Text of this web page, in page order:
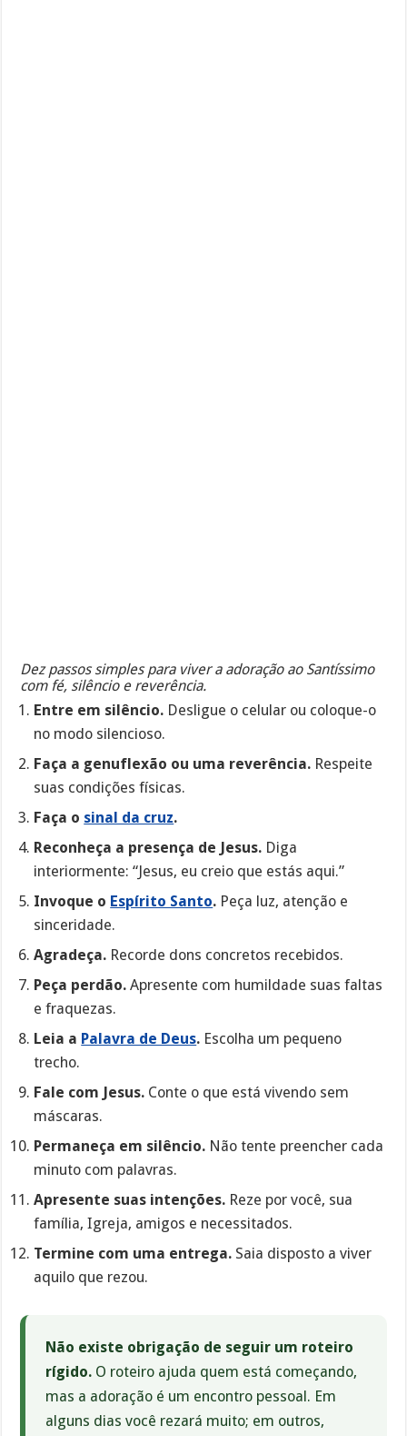
Dez passos simples para viver a adoração ao Santíssimo
com fé, silêncio e reverência.
Entre em silêncio. Desligue o celular ou coloque-o
no modo silencioso.
Faça a genuflexão ou uma reverência. Respeite
suas condições físicas.
Faça o sinal da cruz.
Reconheça a presença de Jesus. Diga
interiormente: “Jesus, eu creio que estás aqui.”
Invoque o Espírito Santo. Peça luz, atenção e
sinceridade.
Agradeça. Recorde dons concretos recebidos.
Peça perdão. Apresente com humildade suas faltas
e fraquezas.
Leia a Palavra de Deus. Escolha um pequeno
trecho.
Fale com Jesus. Conte o que está vivendo sem
máscaras.
Permaneça em silêncio. Não tente preencher cada
minuto com palavras.
Apresente suas intenções. Reze por você, sua
família, Igreja, amigos e necessitados.
Termine com uma entrega. Saia disposto a viver
aquilo que rezou.
Não existe obrigação de seguir um roteiro
rígido. O roteiro ajuda quem está começando,
mas a adoração é um encontro pessoal. Em
alguns dias você rezará muito; em outros,